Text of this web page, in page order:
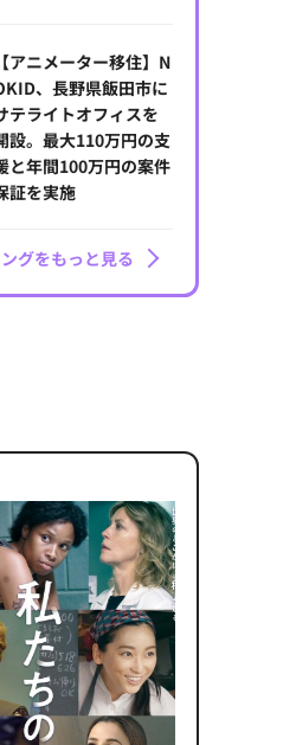
【アニメーター移住】N
、長野県飯田市に
テライトオフィスを
設。最大110万円の支
と年間100万円の案件
証を実施
グをもっと見る